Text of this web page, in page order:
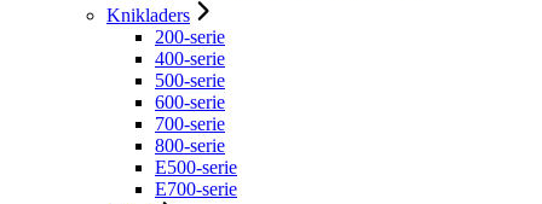
Knikladers
200-serie
400-serie
500-serie
600-serie
700-serie
800-serie
E500-serie
E700-serie